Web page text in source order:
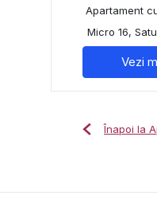
Apartament
Micro 16,
Vezi
Înapoi la